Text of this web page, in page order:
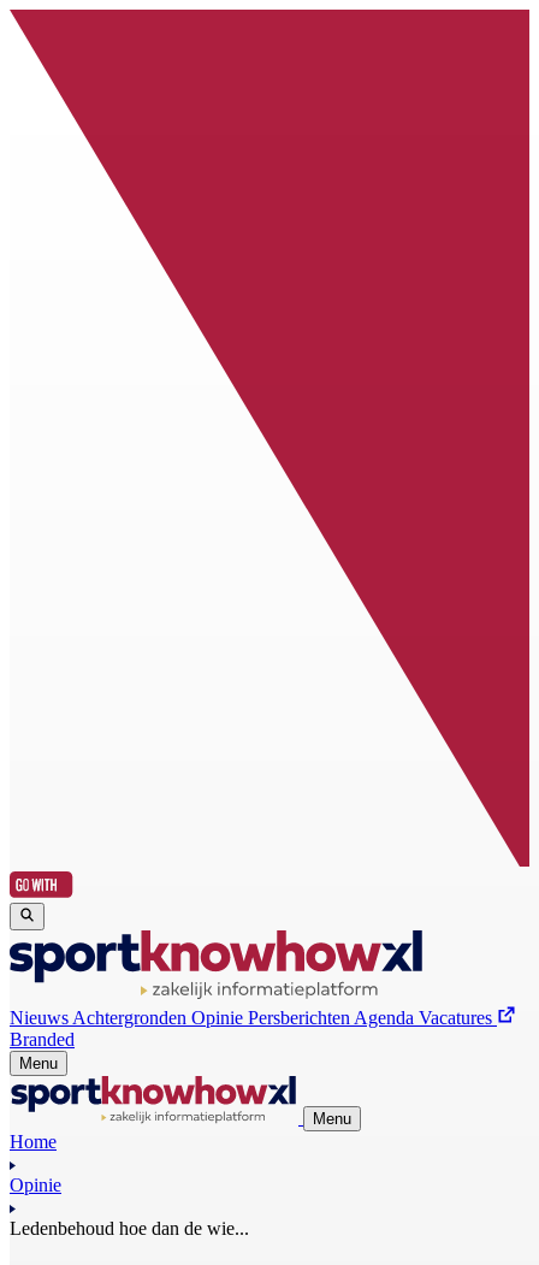
Nieuws Achtergronden Opinie Persberichten Agenda Vacatures
Branded
Menu
Menu
Home
Opinie
Ledenbehoud hoe dan de wie...